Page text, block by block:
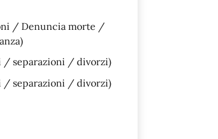
/ Denuncia morte /
/ separazioni / divorzi)
/ separazioni / divorzi)